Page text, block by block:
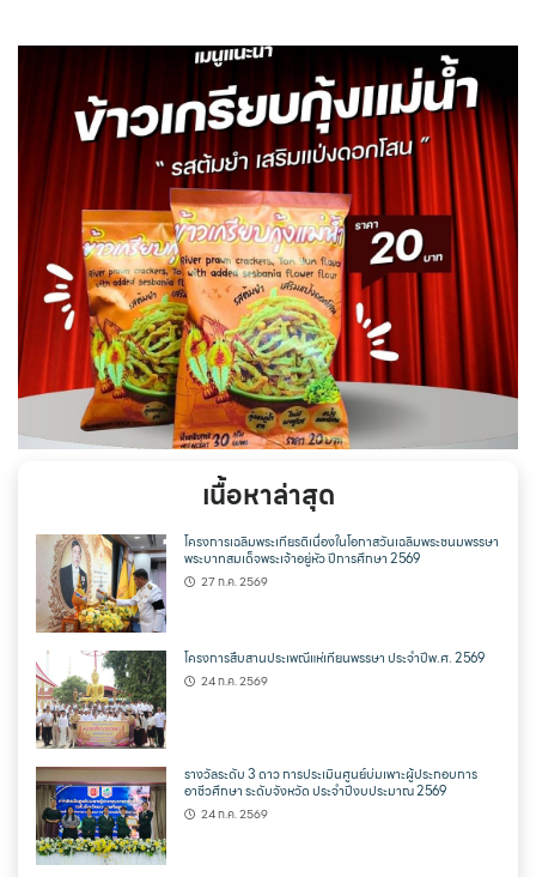
เนื้อหาล่าสุด
โครงการเฉลิมพระเกียรติเนื่องในโอกาสวันเฉลิมพระชนมพรรษา
พระบาทสมเด็จพระเจ้าอยู่หัว ปีการศึกษา 2569
27 ก.ค. 2569
โครงการสืบสานประเพณีแห่เทียนพรรษา ประจำปีพ.ศ. 2569
24 ก.ค. 2569
รางวัลระดับ 3 ดาว การประเมินศูนย์บ่มเพาะผู้ประกอบการ
อาชีวศึกษา ระดับจังหวัด ประจำปีงบประมาณ 2569
24 ก.ค. 2569